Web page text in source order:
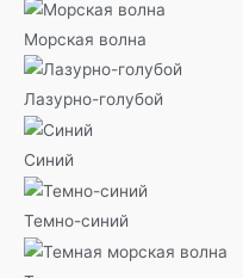
Морская волна
Лазурно-голубой
Синий
Темно-синий